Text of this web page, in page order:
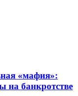
«мафия»:
на банкротстве